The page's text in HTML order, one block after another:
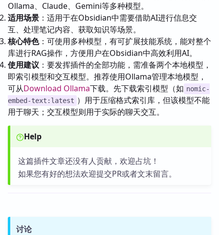
Ollama、Claude、Gemini等多种模型。
适用场景 ：适用于在Obsidian中需要借助AI进行信息交
互、处理笔记内容、获取知识等场景。
核心特色：可使用多种模型，有可扩展技能系统，能对整个
库进行RAG操作，方便用户在Obsidian中高效利用AI。
使用建议 ：要发挥插件的全部功能，需准备两个本地模型，
即索引模型和交互模型。推荐使用Ollama管理本地模型，
可从Download Ollama下载。先下载索引模型（如 nomic-
embed-text:latest ）用于压缩格式索引库，但该模型不能
用于聊天；交互模型则用于实际的聊天交互。
Help
这篇插件文章还没有人贡献，欢迎占坑！
如果您有好的想法欢迎提交PR或者文末留言。
讨论